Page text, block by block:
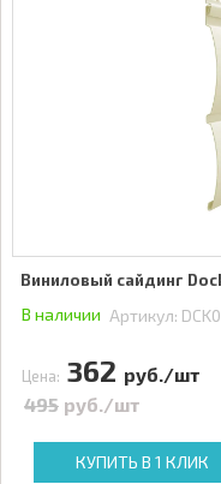
Виниловый сайдинг
В наличии Артикул:
Цена: 362 руб./шт
495 руб./шт
КУПИТЬ В 1 КЛИК